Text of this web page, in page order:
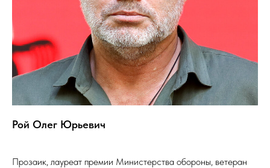
Рой Олег Юрьевич
Прозаик, лауреат премии Министерства обороны, ветеран